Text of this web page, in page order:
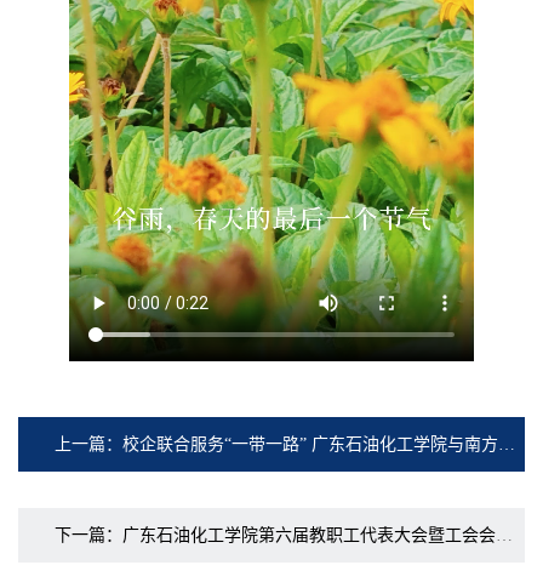
上一篇：校企联合服务“一带一路” 广东石油化工学院与南方石化集团签署全面创新合作协议
下一篇：广东石油化工学院第六届教职工代表大会暨工会会员代表大会第二次会议胜利召开！